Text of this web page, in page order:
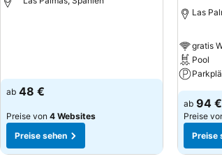
ab 48 €
Preise von 4 Websites
Preise sehen
Las
gratis
Pool
ab 94 €
Preise
Preise